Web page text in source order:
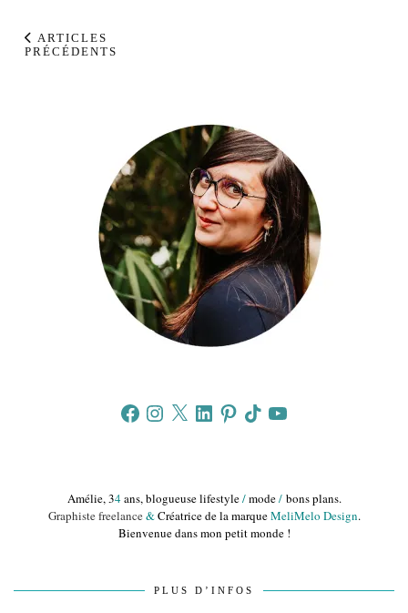
ARTICLES
PRÉCÉDENTS
FacebookInstagram
X LinkedInPinterestTikTokYouTube
Amélie, 34ans, blogueuse lifestyle/mode/bons plans.
Graphiste freelance&Créatrice de la marqueMeliMelo Design.
Bienvenue dans mon petit monde !
PLUS D’INFOS